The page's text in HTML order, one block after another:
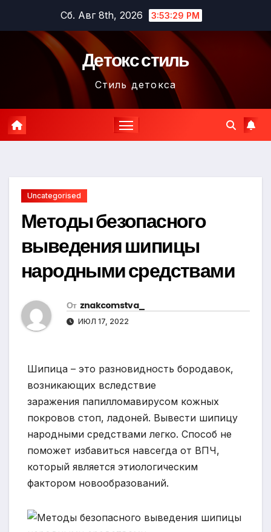
содержимому
Сб. Авг 8th, 2026 3:53:30 PM
Детокс стиль
Стиль детокса
Uncategorised
Методы безопасного
выведения шипицы
народными средствами
От znakcomstva_
ИЮЛ 17, 2022
Шипица – это разновидность бородавок,
возникающих вследствие
заражения папилломавирусом кожных
покровов стоп, ладоней. Вывести шипицу
народными средствами легко. Способ не
поможет избавиться навсегда от ВПЧ,
который является этиологическим
фактором новообразований.